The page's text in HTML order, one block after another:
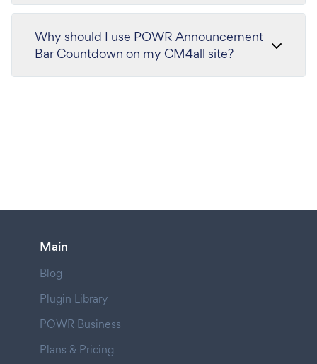
Why should I use POWR Announcement
Bar Countdown on my CM4all site?
Main
Blog
Plugin Library
POWR Business
Plans & Pricing